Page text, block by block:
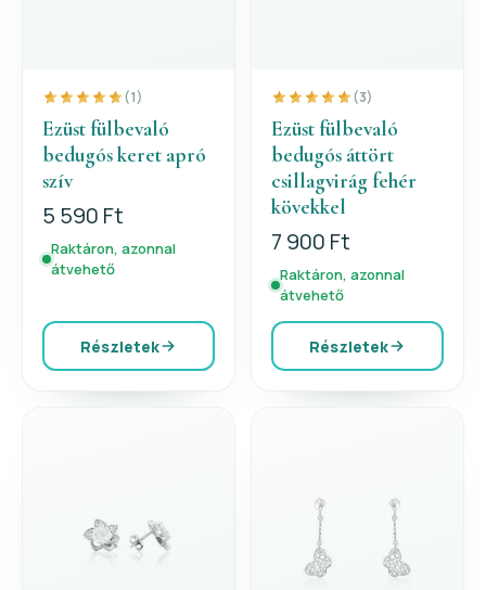
(1)
Ezüst fülbevaló
bedugós keret apró
szív
5 590 Ft
Raktáron, azonnal
átvehető
Részletek
(3)
Ezüst fülbevaló
bedugós áttört
csillagvirág fehér
kövekkel
7 900 Ft
Raktáron, azonnal
átvehető
Részletek